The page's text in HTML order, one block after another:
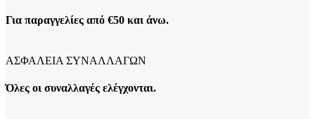
Για παραγγελίες από €50 και άνω.
ΑΣΦΑΛΕΙΑ ΣΥΝΑΛΛΑΓΩΝ
Όλες οι συναλλαγές ελέγχονται.